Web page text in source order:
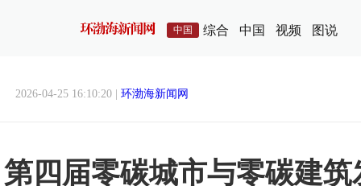
中国 综合 中国 视频 图说
2026-04-25 16:10:20 | 环渤海新闻网
第四届零碳城市与零碳建